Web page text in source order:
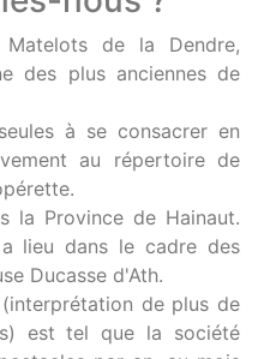
de la Dendre,
des plus anciennes de
à se consacrer en
au répertoire de
la Province de Hainaut.
lieu dans le cadre des
Ducasse d'Ath.
de plus de
est tel que la société